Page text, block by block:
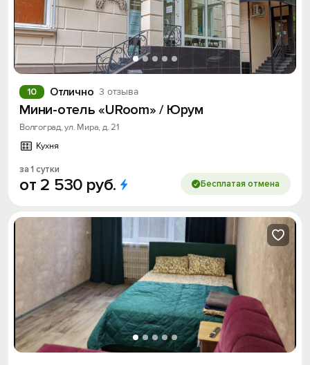
Отлично 3 отзыва
10
Мини-отель «URoom» / Юрум
Волгоград, ул. Мира, д. 21
Кухня
за 1 сутки
от 2 530 руб. Бесплатая отмена